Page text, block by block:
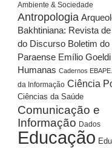
Ambiente & Sociedade
Antropologia
Bakhtiniana: Revista
do Discurso Boletim
Paraense Emílio
Humanas Cadernos
da Informação Ciência
Ciências da Saúde
Comunicação e
Informação Dados
Educação